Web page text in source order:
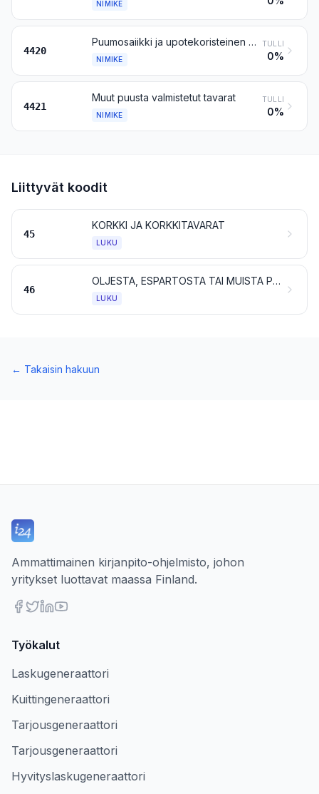
NIMIKE
4420
Puumosaiikki ja upotekoristeinen puu; puiset koru- tai ruokailuvälinelippaat ja -kotelot sekä niiden kaltaiset tavarat; puiset pienoisveistokset ja muut koriste-esineet; puiset 94 ryhmään kuulumattomat kalusteet
NIMIKE
TULLI
0%
4421
Muut puusta valmistetut tavarat
NIMIKE
TULLI
0%
Liittyvät koodit
45
KORKKI JA KORKKITAVARAT
LUKU
46
OLJESTA, ESPARTOSTA TAI MUISTA PUNONTA- TAI PALMIKOINTIAINEISTA VALMISTETUT TAVARAT; KORI- JA PUNONTATEOKSET
LUKU
← Takaisin hakuun
Ammattimainen kirjanpito-ohjelmisto, johon
yritykset luottavat maassa Finland.
Työkalut
Laskugeneraattori
Kuittingeneraattori
Tarjousgeneraattori
Tarjousgeneraattori
Hyvityslaskugeneraattori